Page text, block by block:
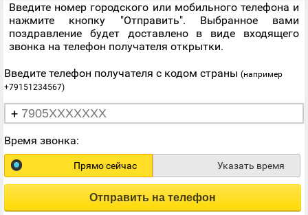
Введите номер городского или мобильного телефона и
нажмите кнопку "Отправить". Выбранное вами
поздравление будет доставлено в виде входящего
звонка на телефон получателя открытки.
Введите телефон получателя с кодом страны (например
+79151234567)
+
Время звонка:
Прямо сейчас Указать время
Отправить на телефон